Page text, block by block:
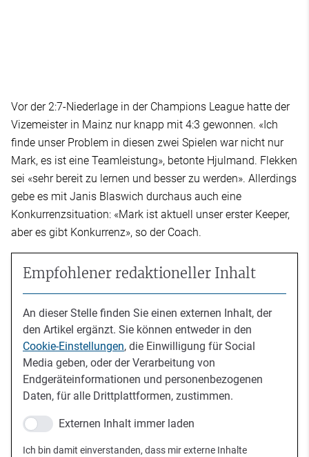
Vor der 2:7-Niederlage in der Champions League hatte der
Vizemeister in Mainz nur knapp mit 4:3 gewonnen. «Ich
finde unser Problem in diesen zwei Spielen war nicht nur
Mark, es ist eine Teamleistung», betonte Hjulmand. Flekken
sei «sehr bereit zu lernen und besser zu werden». Allerdings
gebe es mit Janis Blaswich durchaus auch eine
Konkurrenzsituation: «Mark ist aktuell unser erster Keeper,
aber es gibt Konkurrenz», so der Coach.
Empfohlener redaktioneller Inhalt
An dieser Stelle finden Sie einen externen Inhalt, der
den Artikel ergänzt. Sie können entweder in den
Cookie-Einstellungen, die Einwilligung für Social
Media geben, oder der Verarbeitung von
Endgeräteinformationen und personenbezogenen
Daten, für alle Drittplattformen, zustimmen.
Externen Inhalt immer laden
Ich bin damit einverstanden, dass mir externe Inhalte